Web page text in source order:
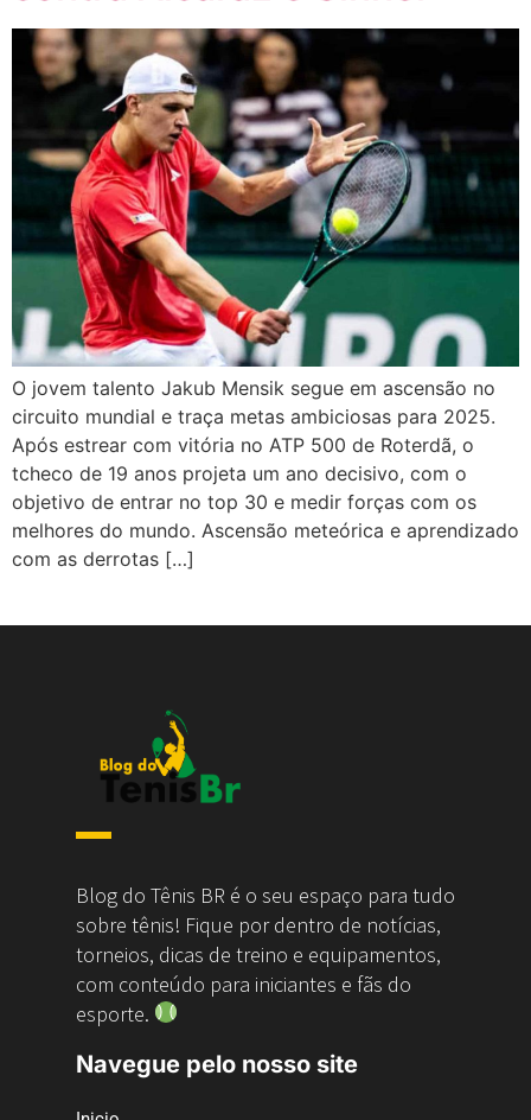
O jovem talento Jakub Mensik segue em ascensão no
circuito mundial e traça metas ambiciosas para 2025.
Após estrear com vitória no ATP 500 de Roterdã, o
tcheco de 19 anos projeta um ano decisivo, com o
objetivo de entrar no top 30 e medir forças com os
melhores do mundo. Ascensão meteórica e aprendizado
com as derrotas […]
Blog do Tênis BR é o seu espaço para tudo
sobre tênis! Fique por dentro de notícias,
torneios, dicas de treino e equipamentos,
com conteúdo para iniciantes e fãs do
esporte.
Navegue pelo nosso site